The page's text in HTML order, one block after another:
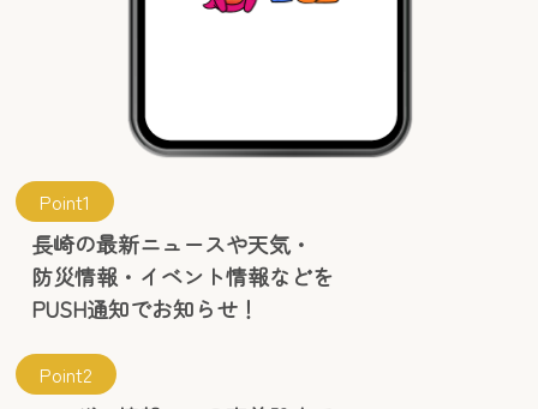
Point1
長崎の最新ニュースや天気・
防災情報・イベント情報などを
PUSH通知でお知らせ！
Point2